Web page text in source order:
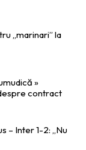
„marinari” la
»
contract
– Inter 1-2: „Nu